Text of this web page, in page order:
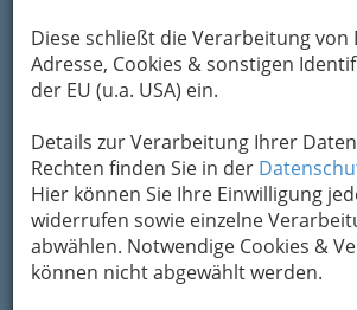
Diese schließt die Verarbeitung von
Adresse, Cookies & sonstigen
der EU (u.a. USA) ein.
Details zur Verarbeitung Ihrer
Rechten finden Sie in der
Hier können Sie Ihre Einwilligung
widerrufen sowie einzelne
abwählen. Notwendige Cookies &
können nicht abgewählt werden.
ohne die geforderte,
Ausbildung darf sich
nennen